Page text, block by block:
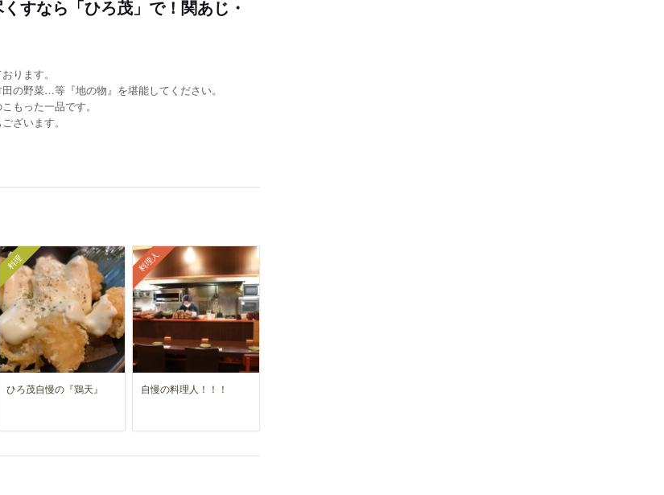
すなら「ひろ茂」で！関あじ・
ります。
の野菜…等『地の物』を堪能してください。
もった一品です。
ざいます。
料理
ひろ茂自慢の『鶏天』
料理人
自慢の料理人！！！